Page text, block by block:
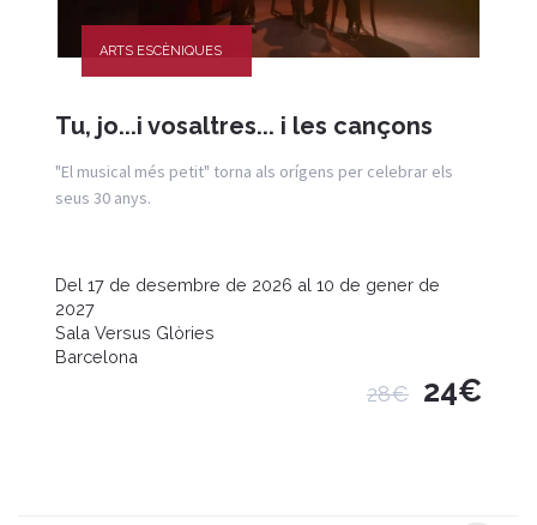
ARTS ESCÈNIQUES
Tu, jo...i vosaltres... i les cançons
"El musical més petit" torna als orígens per celebrar els
seus 30 anys.
Del 17 de desembre de 2026 al 10 de gener de
2027
Sala Versus Glòries
Barcelona
28€ 24€